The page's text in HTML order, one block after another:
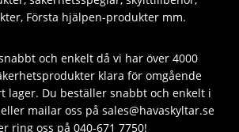
Första hjälpen-produkter mm.
och enkelt då vi har över 4000
klara för omgående
lager. Du beställer snabbt och enkelt i
mailar oss på sales@havaskyltar.se
ring oss på 040-671 7750!